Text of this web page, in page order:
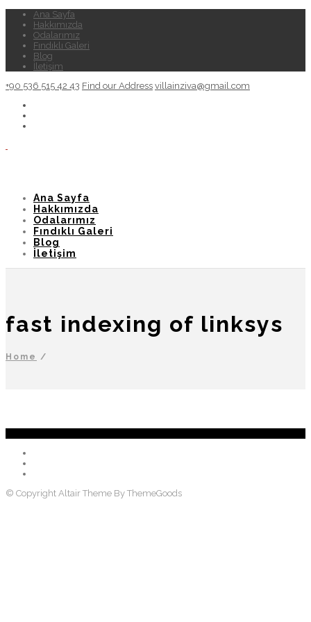
Ana Sayfa
Hakkımızda
Odalarımız
Fındıklı Galeri
Blog
İletişim
+90 536 515 42 43 Find our Address villainziva@gmail.com
Ana Sayfa
Hakkımızda
Odalarımız
Fındıklı Galeri
Blog
İletişim
fast indexing of linksys
Home /
© Copyright Altair Theme By ThemeGoods